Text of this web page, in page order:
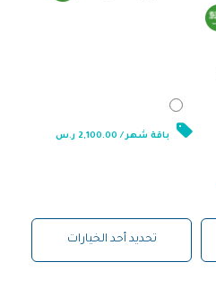
باقة شهر / 2,100.00 ر.س
تحديد أحد الخيارات